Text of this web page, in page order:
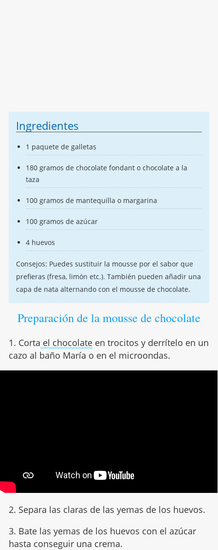
Ingredientes
1 paquete de galletas
180 gramos de chocolate fondant o chocolate a la
taza
100 gramos de mantequilla o margarina
100 gramos de azúcar
4 huevos
Consejos: Puedes sustituir la mousse por el sabor que
prefieras (fresa, limón etc.). También pueden añadir una
capa de nata alternando con el mousse de chocolate.
Preparación de la mousse de chocolate
1. Corta el chocolateen trocitos y derrítelo en un
cazo al baño María o en el microondas.
2. Separa las claras de las yemas de los huevos.
3. Bate las yemas de los huevos con el azúcar
hasta conseguir una crema.